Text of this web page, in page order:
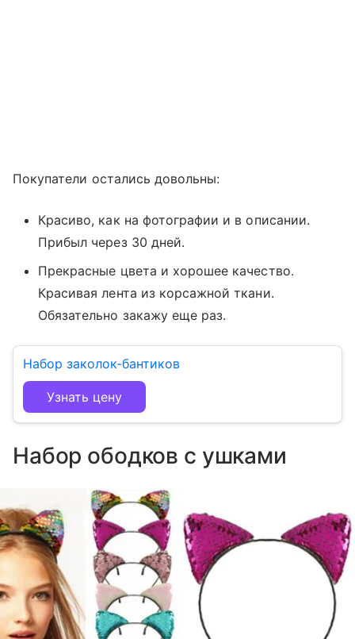
Покупатели остались довольны:
Красиво, как на фотографии и в описании.
Прибыл через 30 дней.
Прекрасные цвета и хорошее качество.
Красивая лента из корсажной ткани.
Обязательно закажу еще раз.
Набор заколок-бантиков
Узнать цену
Набор ободков с ушками